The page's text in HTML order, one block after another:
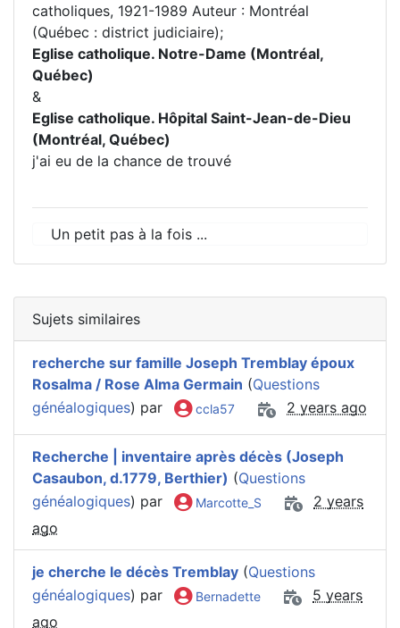
catholiques, 1921-1989 Auteur : Montréal
(Québec : district judiciaire);
Eglise catholique. Notre-Dame (Montréal,
Québec)
&
Eglise catholique. Hôpital Saint-Jean-de-Dieu
(Montréal, Québec)
j'ai eu de la chance de trouvé
Un petit pas à la fois ...
Sujets similaires
recherche sur famille Joseph Tremblay époux
Rosalma / Rose Alma Germain (Questions
généalogiques) par ccla57 2 years ago
Recherche | inventaire après décès (Joseph
Casaubon, d.1779, Berthier) (Questions
généalogiques) par Marcotte_S
2 years
ago
je cherche le décès Tremblay (Questions
généalogiques) par Bernadette
5 years
ago